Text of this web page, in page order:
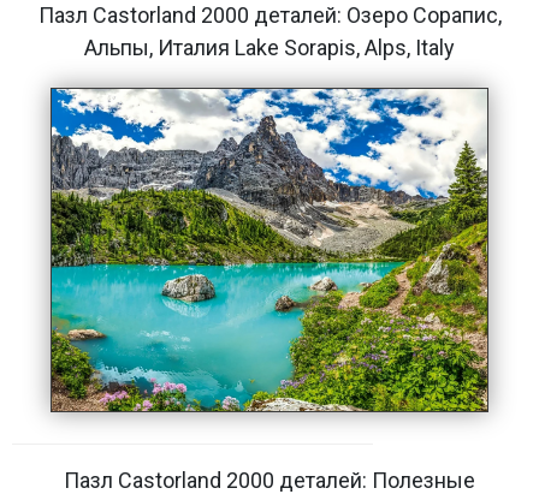
Пазл Castorland 2000 деталей: Озеро Сорапис,
Альпы, Италия Lake Sorapis, Alps, Italy
Пазл Castorland 2000 деталей: Полезные